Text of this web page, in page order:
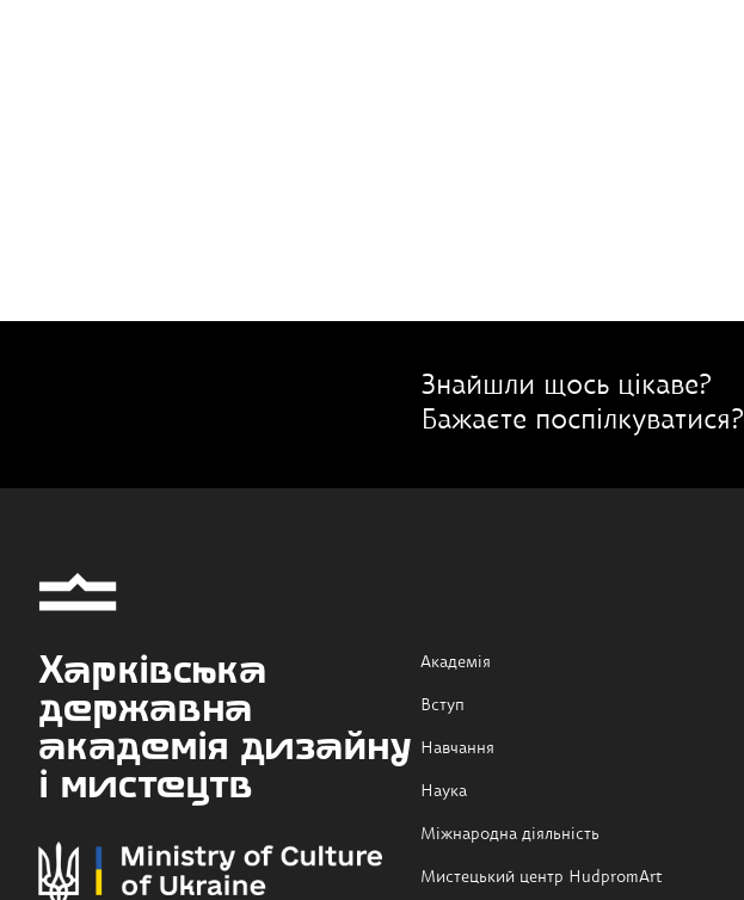
Знайшли щось цікаве?
Бажаєте поспілкуватися?
Харківська
державна
академія дизайну
і мистецтв
Академія
Вступ
Навчання
Наука
Міжнародна діяльність
Мистецький центр HudpromArt